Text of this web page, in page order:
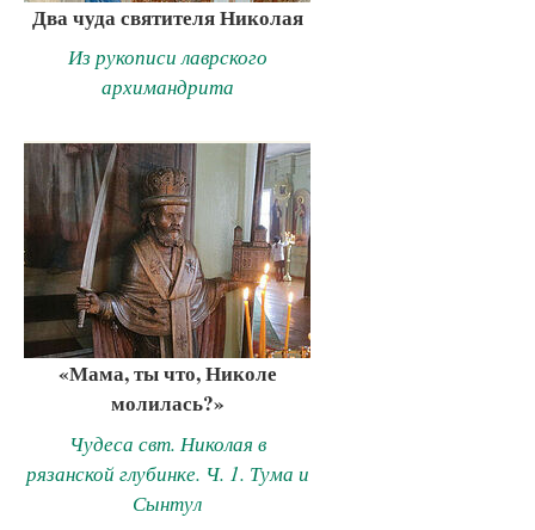
Два чуда святителя Николая
Из рукописи лаврского
архимандрита
«Мама, ты что, Николе
молилась?»
Чудеса свт. Николая в
рязанской глубинке. Ч. 1. Тума и
Сынтул